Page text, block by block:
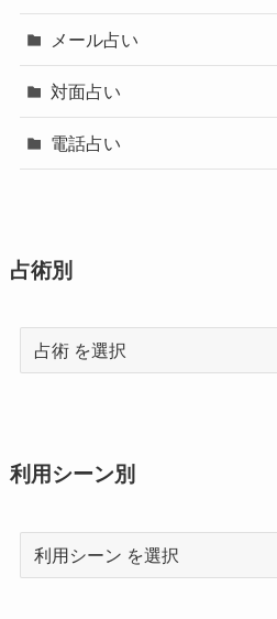
メール占い
対面占い
電話占い
占術別
術
利用シーン別
利
用